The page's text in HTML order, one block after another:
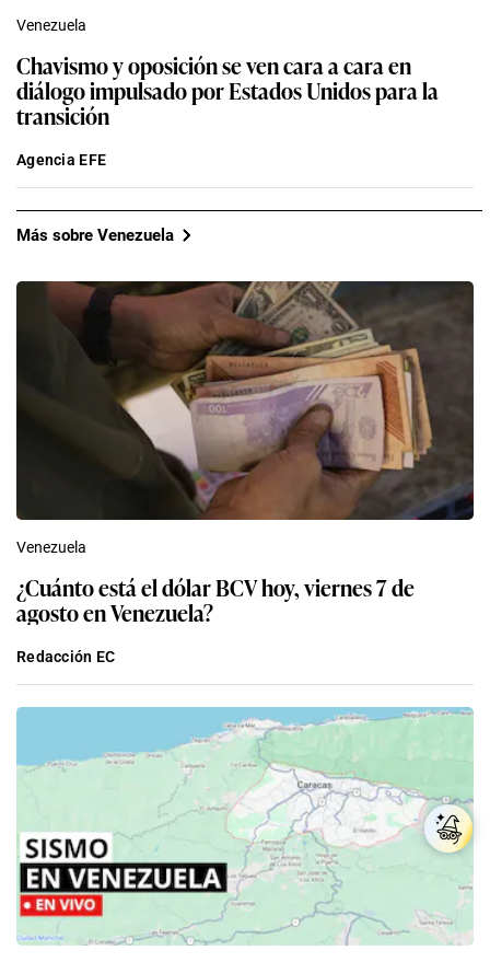
Venezuela
Chavismo y oposición se ven cara a cara en
diálogo impulsado por Estados Unidos para la
transición
Agencia EFE
Más sobre Venezuela
Venezuela
¿Cuánto está el dólar BCV hoy, viernes 7 de
agosto en Venezuela?
Redacción EC